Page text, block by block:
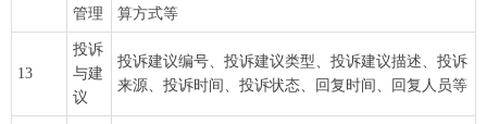
管理
算方式等
13
投诉
与建
议
投诉建议编号、投诉建议类型、投诉建议描述、投诉
来源、投诉时间、投诉状态、回复时间、回复人员等